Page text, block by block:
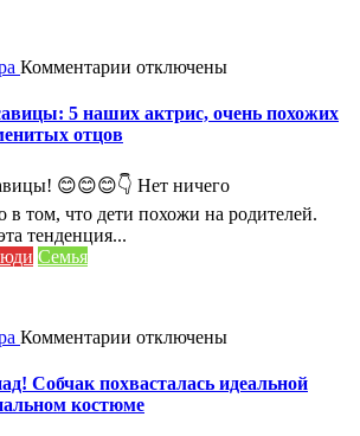
Комментарии к
Папины
красавицы:
актрис,
очень
отключены
5 наших актрис, очень похожих
отцов
😊😊😊👇 Нет ничего
в том, что дети похожи на родителей.
тенденция...
Семья
Комментарии к
Фигурка-
отпад!
отключены
Собчак похвасталась идеальной
костюме